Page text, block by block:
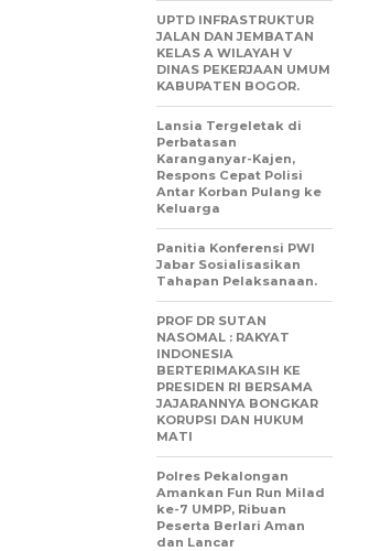
UPTD INFRASTRUKTUR
JALAN DAN JEMBATAN
KELAS A WILAYAH V
DINAS PEKERJAAN UMUM
KABUPATEN BOGOR.
Lansia Tergeletak di
Perbatasan
Karanganyar-Kajen,
Respons Cepat Polisi
Antar Korban Pulang ke
Keluarga
Panitia Konferensi PWI
Jabar Sosialisasikan
Tahapan Pelaksanaan.
PROF DR SUTAN
NASOMAL : RAKYAT
INDONESIA
BERTERIMAKASIH KE
PRESIDEN RI BERSAMA
JAJARANNYA BONGKAR
KORUPSI DAN HUKUM
MATI
Polres Pekalongan
Amankan Fun Run Milad
ke-7 UMPP, Ribuan
Peserta Berlari Aman
dan Lancar